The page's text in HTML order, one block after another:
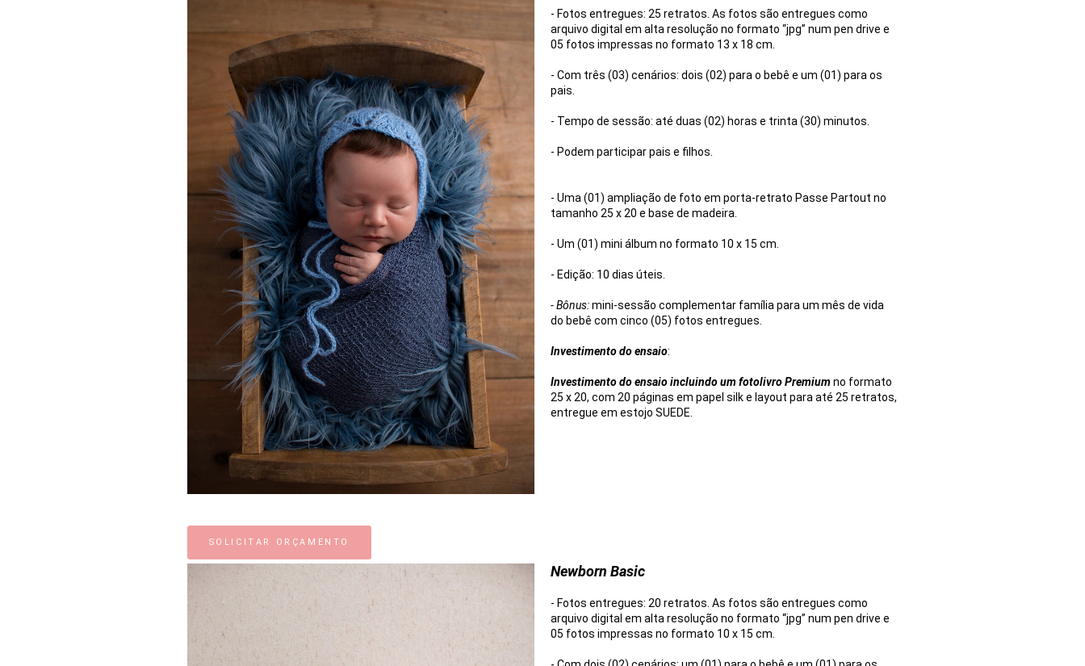
- Fotos entregues: 25 retratos. As fotos são entregues como
arquivo digital em alta resolução no formato “jpg” num pen drive e
05 fotos impressas no formato 13 x 18 cm.
- Com três (03) cenários: dois (02) para o bebê e um (01) para os
pais.
- Tempo de sessão: até duas (02) horas e trinta (30) minutos.
- Podem participar pais e filhos.
- Uma (01) ampliação de foto em porta-retrato Passe Partout no
tamanho 25 x 20 e base de madeira.
- Um (01) mini álbum no formato 10 x 15 cm.
- Edição: 10 dias úteis.
- Bônus:mini-sessão complementar família para um mês de vida
do bebê com cinco (05) fotos entregues.
Investimento do ensaio:
Investimento do ensaio incluindo um fotolivro Premium no formato
25 x 20, com 20 páginas em papel silk e layout para até 25 retratos,
entregue em estojo SUEDE.
SOLICITAR ORÇAMENTO
Newborn Basic
- Fotos entregues: 20 retratos. As fotos são entregues como
arquivo digital em alta resolução no formato “jpg” num pen drive e
05 fotos impressas no formato 10 x 15 cm.